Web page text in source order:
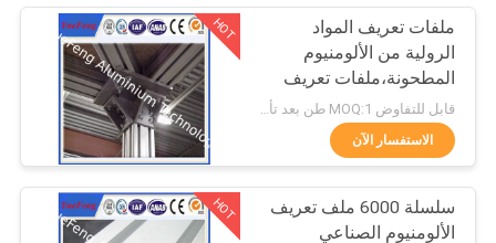
أجزاء ألومنيوم مصبوبة
بالقالب
2
HOT
ملفات تعريف المواد
الرولية من الألومنيوم
المطحونة،ملفات تعريف
الألومنيوم المطحونة
المزودة بالأنوديز
الاستفسار الآن
HOT
سلسلة 6000 ملف تعريف
الألومنيوم الصناعي